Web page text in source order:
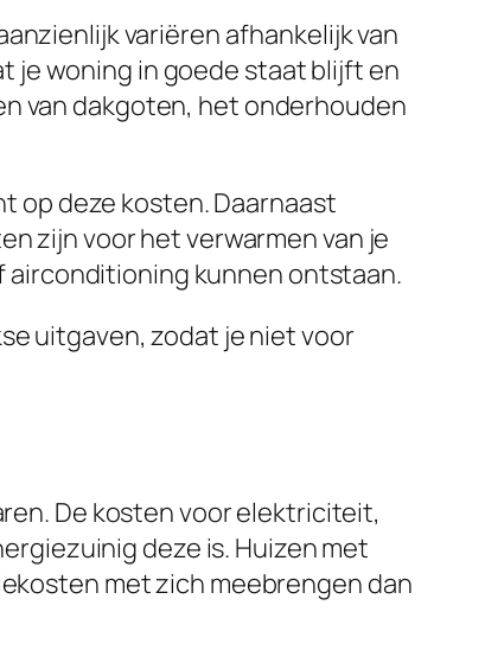
variëren afhankelijk van
je woning in goede staat blijft en
van dakgoten, het onderhouden
op deze kosten. Daarnaast
zijn voor het verwarmen van je
airconditioning kunnen ontstaan.
uitgaven, zodat je niet voor
De kosten voor elektriciteit,
deze is. Huizen met
met zich meebrengen dan